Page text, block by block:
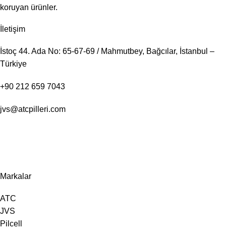
koruyan ürünler.
İletişim
İstoç 44. Ada No: 65-67-69 / Mahmutbey, Bağcılar, İstanbul –
Türkiye
+90 212 659 7043
jvs@atcpilleri.com
Markalar
ATC
JVS
Pilcell